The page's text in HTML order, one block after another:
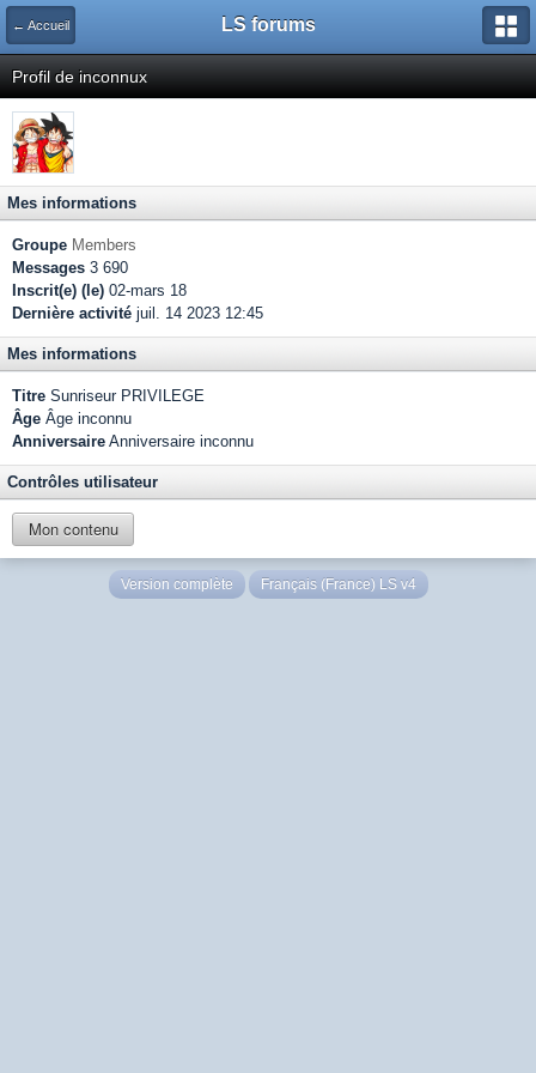
← Accueil LS forums
Profil de inconnux
Mes informations
Groupe Members
Messages 3 690
Inscrit(e) (le) 02-mars 18
Dernière activité juil. 14 2023 12:45
Mes informations
Titre Sunriseur PRIVILEGE
Âge Âge inconnu
Anniversaire Anniversaire inconnu
Contrôles utilisateur
Mon contenu
Version complète Français (France) LS v4